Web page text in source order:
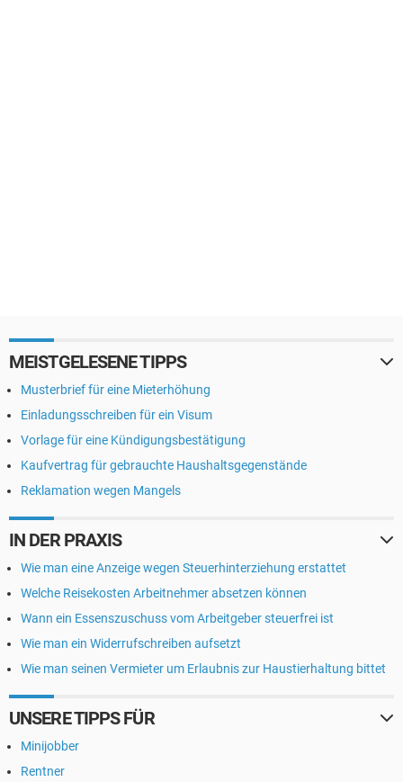
MEISTGELESENE TIPPS
Musterbrief für eine Mieterhöhung
Einladungsschreiben für ein Visum
Vorlage für eine Kündigungsbestätigung
Kaufvertrag für gebrauchte Haushaltsgegenstände
Reklamation wegen Mangels
IN DER PRAXIS
Wie man eine Anzeige wegen Steuerhinterziehung erstattet
Welche Reisekosten Arbeitnehmer absetzen können
Wann ein Essenszuschuss vom Arbeitgeber steuerfrei ist
Wie man ein Widerrufschreiben aufsetzt
Wie man seinen Vermieter um Erlaubnis zur Haustierhaltung bittet
UNSERE TIPPS FÜR
Minijobber
Rentner